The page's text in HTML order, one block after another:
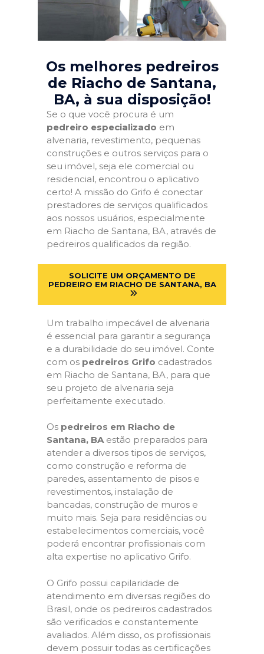
Os melhores pedreiros
de Riacho de Santana,
BA, à sua disposição!
Se o que você procura é um
pedreiro especializado em
alvenaria, revestimento, pequenas
construções e outros serviços para o
seu imóvel, seja ele comercial ou
residencial, encontrou o aplicativo
certo! A missão do Grifo é conectar
prestadores de serviços qualificados
aos nossos usuários, especialmente
em Riacho de Santana, BA, através de
pedreiros qualificados da região.
SOLICITE UM ORÇAMENTO DE
PEDREIRO EM RIACHO DE SANTANA, BA
Um trabalho impecável de alvenaria
é essencial para garantir a segurança
e a durabilidade do seu imóvel. Conte
com os pedreiros Grifo cadastrados
em Riacho de Santana, BA, para que
seu projeto de alvenaria seja
perfeitamente executado.
Os pedreiros em Riacho de
Santana, BAestão preparados para
atender a diversos tipos de serviços,
como construção e reforma de
paredes, assentamento de pisos e
revestimentos, instalação de
bancadas, construção de muros e
muito mais. Seja para residências ou
estabelecimentos comerciais, você
poderá encontrar profissionais com
alta expertise no aplicativo Grifo.
O Grifo possui capilaridade de
atendimento em diversas regiões do
Brasil, onde os pedreiros cadastrados
são verificados e constantemente
avaliados. Além disso, os profissionais
devem possuir todas as certificações